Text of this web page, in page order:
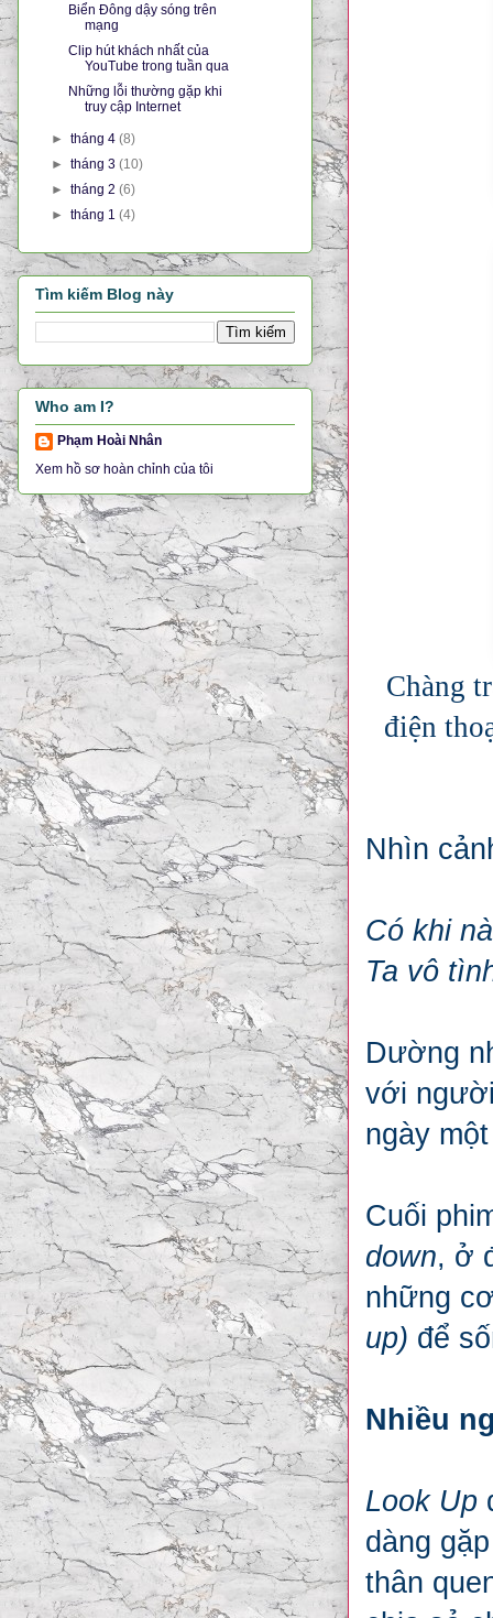
Chàng
điện
Nhìn
Có khi
Ta vô
Dường
với
ngày
Cuối
down, ở
những
up) để
Nhiều
Look Up
dàng
thân
Biển Đông dậy sóng trên
mạng
Clip hút khách nhất của
YouTube trong tuần qua
Những lỗi thường gặp khi
truy cập Internet
►tháng 4(8)
►tháng 3(10)
►tháng 2(6)
►tháng 1(4)
Tìm kiếm Blog này
Who am I?
Phạm Hoài Nhân
Xem hồ sơ hoàn chỉnh của tôi